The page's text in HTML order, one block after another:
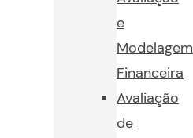
e
Modelagem
Financeira
Avaliação
de